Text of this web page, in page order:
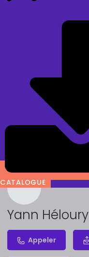
CATALOGUE
Yann Héloury
Appeler